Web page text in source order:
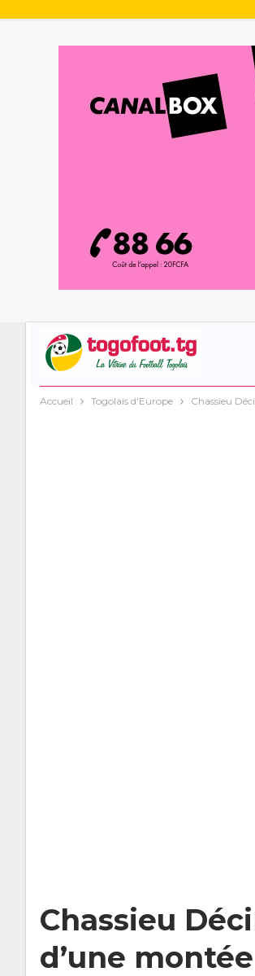
Accueil Togolais d'Europe Chassieu
Chassieu
d’une